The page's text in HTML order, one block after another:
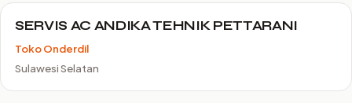
SERVIS AC ANDIKA TEHNIK PETTARANI
Toko Onderdil
Sulawesi Selatan